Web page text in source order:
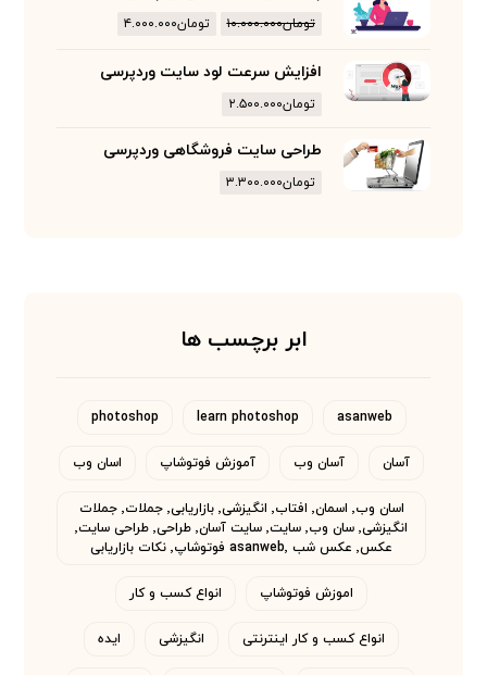
تومان۱۰.۰۰۰.۰۰۰ تومان۴.۰۰۰.۰۰۰
افزایش سرعت لود سایت وردپرسی
تومان۲.۵۰۰.۰۰۰
طراحی سایت فروشگاهی وردپرسی
تومان۳.۳۰۰.۰۰۰
ابر برچسب ها
asanweb
learn photoshop
photoshop
آسان آسان وب آموزش فوتوشاپ اسان وب
اسان وب٬ اسمان٬ افتاب٬ انگیزشی٬ بازاریابی٬ جملات٬ جملات
انگیزشی٬ سان وب٬ سایت٬ سایت آسان٬ طراحی٬ طراحی سایت٬
عکس٬ عکس شب asanweb٬ فوتوشاپ٬ نکات بازاریابی
اموزش فوتوشاپ انواع کسب و کار
انواع کسب و کار اینترنتی انگیزشی ایده